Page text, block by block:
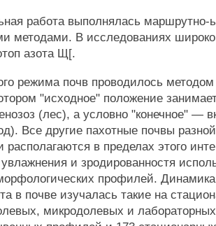
работа выполнялась маршрутно-
методами. В исследованиях
азота Щ[.
режима почв проводилось
"исходное" положение
(лес), а условно "конечное" —
Все другие пахотные почвы
располагаются в пределах этого
и зродированностя
профилей.
в почве изучалась такие на
микродолевых и